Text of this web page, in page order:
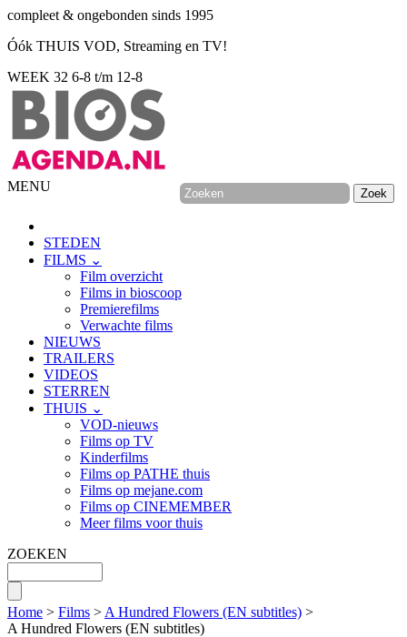
compleet & ongebonden sinds 1995
Óók THUIS VOD, Streaming en TV!
WEEK 32 6-8 t/m 12-8
MENU
STEDEN
FILMS ⌄
Film overzicht
Films in bioscoop
Premierefilms
Verwachte films
NIEUWS
TRAILERS
VIDEOS
STERREN
THUIS ⌄
VOD-nieuws
Films op TV
Kinderfilms
Films op PATHE thuis
Films op mejane.com
Films op CINEMEMBER
Meer films voor thuis
ZOEKEN
Home > Films > A Hundred Flowers (EN subtitles) >
A Hundred Flowers (EN subtitles)